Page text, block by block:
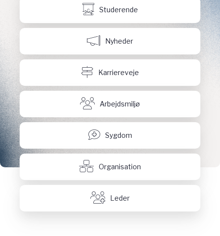
Studerende
Nyheder
Karriereveje
Arbejdsmiljø
Sygdom
Organisation
Leder